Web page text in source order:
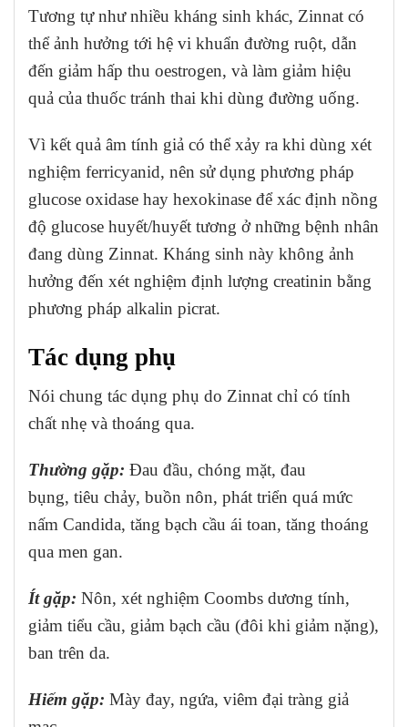
Tương tự như nhiều kháng sinh khác, Zinnat có
thể ảnh hưởng tới hệ vi khuẩn đường ruột, dẫn
đến giảm hấp thu oestrogen, và làm giảm hiệu
quả của thuốc tránh thai khi dùng đường uống.
Vì kết quả âm tính giả có thể xảy ra khi dùng xét
nghiệm ferricyanid, nên sử dụng phương pháp
glucose oxidase hay hexokinase để xác định nồng
độ glucose huyết/huyết tương ở những bệnh nhân
đang dùng Zinnat. Kháng sinh này không ảnh
hưởng đến xét nghiệm định lượng creatinin bằng
phương pháp alkalin picrat.
Tác dụng phụ
Nói chung tác dụng phụ do Zinnat chỉ có tính
chất nhẹ và thoáng qua.
Thường gặp: Đau đầu, chóng mặt, đau
bụng, tiêu chảy, buồn nôn, phát triển quá mức
nấm Candida, tăng bạch cầu ái toan, tăng thoáng
qua men gan.
Ít gặp: Nôn, xét nghiệm Coombs dương tính,
giảm tiểu cầu, giảm bạch cầu (đôi khi giảm nặng),
ban trên da.
Hiếm gặp: Mày đay, ngứa, viêm đại tràng giả